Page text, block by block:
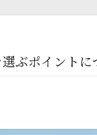
ぶポイントに